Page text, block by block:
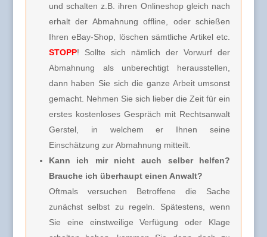
und schalten z.B. ihren Onlineshop gleich nach
erhalt der Abmahnung offline, oder schießen
Ihren eBay-Shop, löschen sämtliche Artikel etc.
STOPP! Sollte sich nämlich der Vorwurf der
Abmahnung als unberechtigt herausstellen,
dann haben Sie sich die ganze Arbeit umsonst
gemacht. Nehmen Sie sich lieber die Zeit für ein
erstes kostenloses Gespräch mit Rechtsanwalt
Gerstel, in welchem er Ihnen seine
Einschätzung zur Abmahnung mitteilt.
Kann ich mir nicht auch selber helfen?
Brauche ich überhaupt einen Anwalt?
Oftmals versuchen Betroffene die Sache
zunächst selbst zu regeln. Spätestens, wenn
Sie eine einstweilige Verfügung oder Klage